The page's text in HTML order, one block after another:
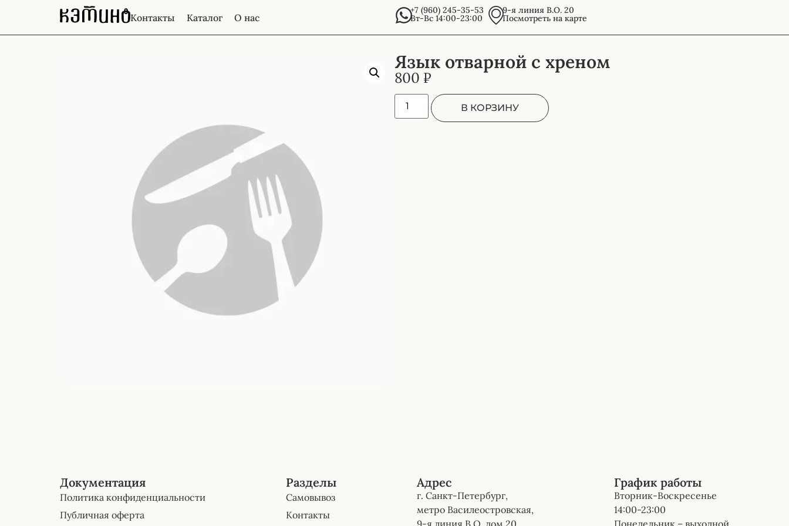
Контакты Каталог О нас
+7 (960) 245-35-53
Вт-Вс 14:00-23:00
9-я линия В.О. 20
Посмотреть на карте
Язык отварной с хреном
800 ₽
В КОРЗИНУ
Документация
Политика конфиденциальности
Публичная оферта
Разделы
Самовывоз
Контакты
Адрес
г. Санкт-Петербург,
метро Василеостровская,
9-я линия В.О, дом 20
График работы
Вторник-Воскресенье
14:00-23:00
Понедельник – выходной